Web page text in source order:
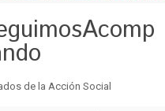
de la Acción Social